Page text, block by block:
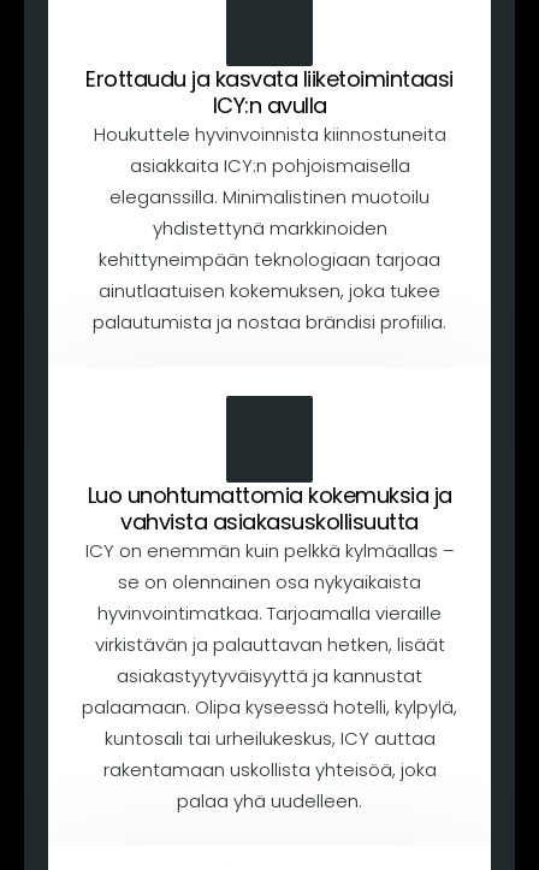
Erottaudu ja kasvata liiketoimintaasi
ICY:n avulla
Houkuttele hyvinvoinnista kiinnostuneita
asiakkaita ICY:n pohjoismaisella
eleganssilla. Minimalistinen muotoilu
yhdistettynä markkinoiden
kehittyneimpään teknologiaan tarjoaa
ainutlaatuisen kokemuksen, joka tukee
palautumista ja nostaa brändisi profiilia.
Luo unohtumattomia kokemuksia ja
vahvista asiakasuskollisuutta
ICY on enemmän kuin pelkkä kylmäallas –
se on olennainen osa nykyaikaista
hyvinvointimatkaa. Tarjoamalla vieraille
virkistävän ja palauttavan hetken, lisäät
asiakastyytyväisyyttä ja kannustat
palaamaan. Olipa kyseessä hotelli, kylpylä,
kuntosali tai urheilukeskus, ICY auttaa
rakentamaan uskollista yhteisöä, joka
palaa yhä uudelleen.